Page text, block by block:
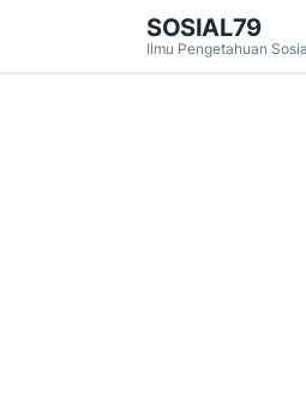
SOSIAL79
Ilmu Pengetahuan